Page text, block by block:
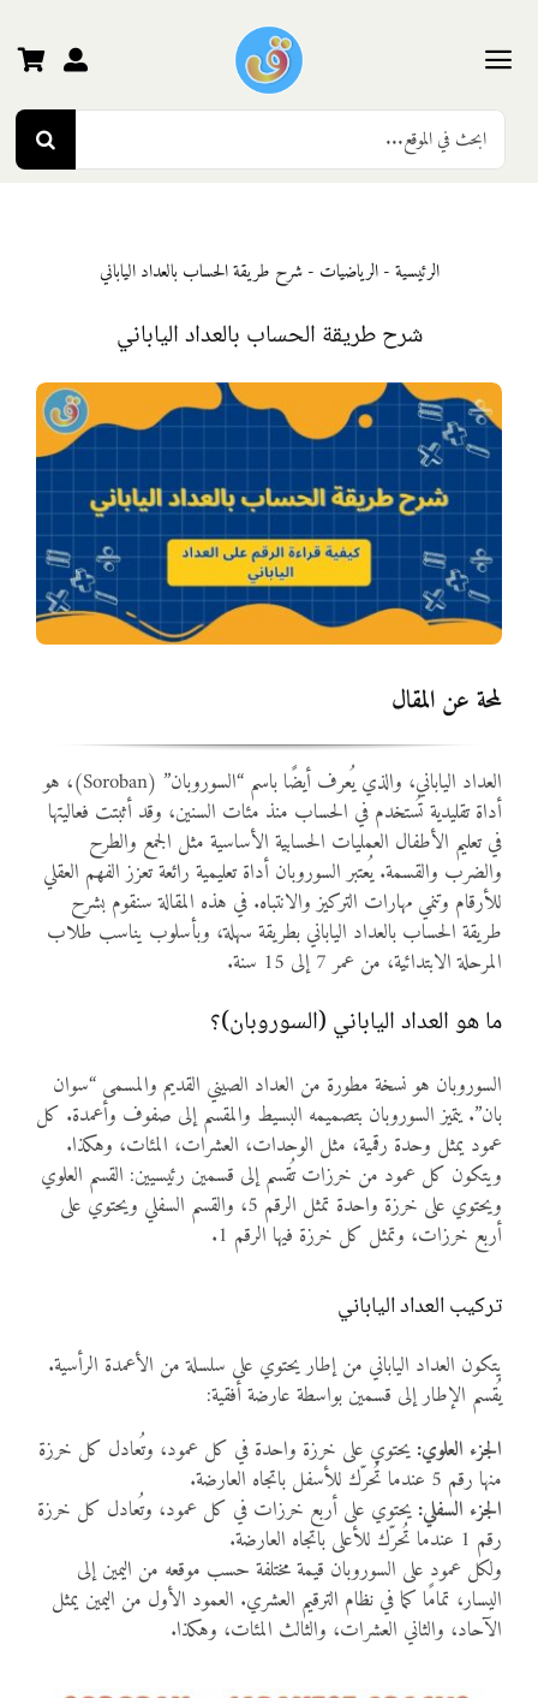
content
Toggle
Navigation
الرئيسية
المرحلة الثانية
المرحلة الثالثة
المواد
أنواع الموارد
الألعاب التفاعلية
Search
for:
الرئيسية-الرياضيات -شرح طريقة الحساب بالعداد الياباني
شرح طريقة الحساب بالعداد الياباني
لمحة عن المقال
العداد الياباني، والذي يُعرف أيضًا باسم “السوروبان” (Soroban)، هو
أداة تقليدية تُستخدم في الحساب منذ مئات السنين، وقد أثبتت فعاليتها
في تعليم الأطفال العمليات الحسابية الأساسية مثل الجمع والطرح
والضرب والقسمة. يُعتبر السوروبان أداة تعليمية رائعة تعزز الفهم العقلي
للأرقام وتنمي مهارات التركيز والانتباه. في هذه المقالة سنقوم بشرح
طريقة الحساب بالعداد الياباني بطريقة سهلة، وبأسلوب يناسب طلاب
المرحلة الابتدائية، من عمر 7 إلى 15 سنة.
ما هو العداد الياباني (السوروبان)؟
السوروبان هو نسخة مطورة من العداد الصيني القديم والمسمى “سوان
بان”. يتميز السوروبان بتصميمه البسيط والمقسم إلى صفوف وأعمدة. كل
عمود يمثل وحدة رقمية، مثل الوحدات، العشرات، المئات، وهكذا.
ويتكون كل عمود من خرزات تُقسم إلى قسمين رئيسيين: القسم العلوي
ويحتوي على خرزة واحدة تمثل الرقم 5، والقسم السفلي ويحتوي على
أربع خرزات، وتمثل كل خرزة فيها الرقم 1.
تركيب العداد الياباني
يتكون العداد الياباني من إطار يحتوي على سلسلة من الأعمدة الرأسية.
يُقسم الإطار إلى قسمين بواسطة عارضة أفقية:
الجزء العلوي: يحتوي على خرزة واحدة في كل عمود، وتُعادل كل خرزة
منها رقم 5 عندما تُحرّك للأسفل باتجاه العارضة.
الجزء السفلي: يحتوي على أربع خرزات في كل عمود، وتُعادل كل خرزة
رقم 1 عندما تُحرّك للأعلى باتجاه العارضة.
ولكل عمود على السوروبان قيمة مختلفة حسب موقعه من اليمين إلى
اليسار، تمامًا كما في نظام الترقيم العشري. العمود الأول من اليمين يمثل
الآحاد، والثاني العشرات، والثالث المئات، وهكذا.